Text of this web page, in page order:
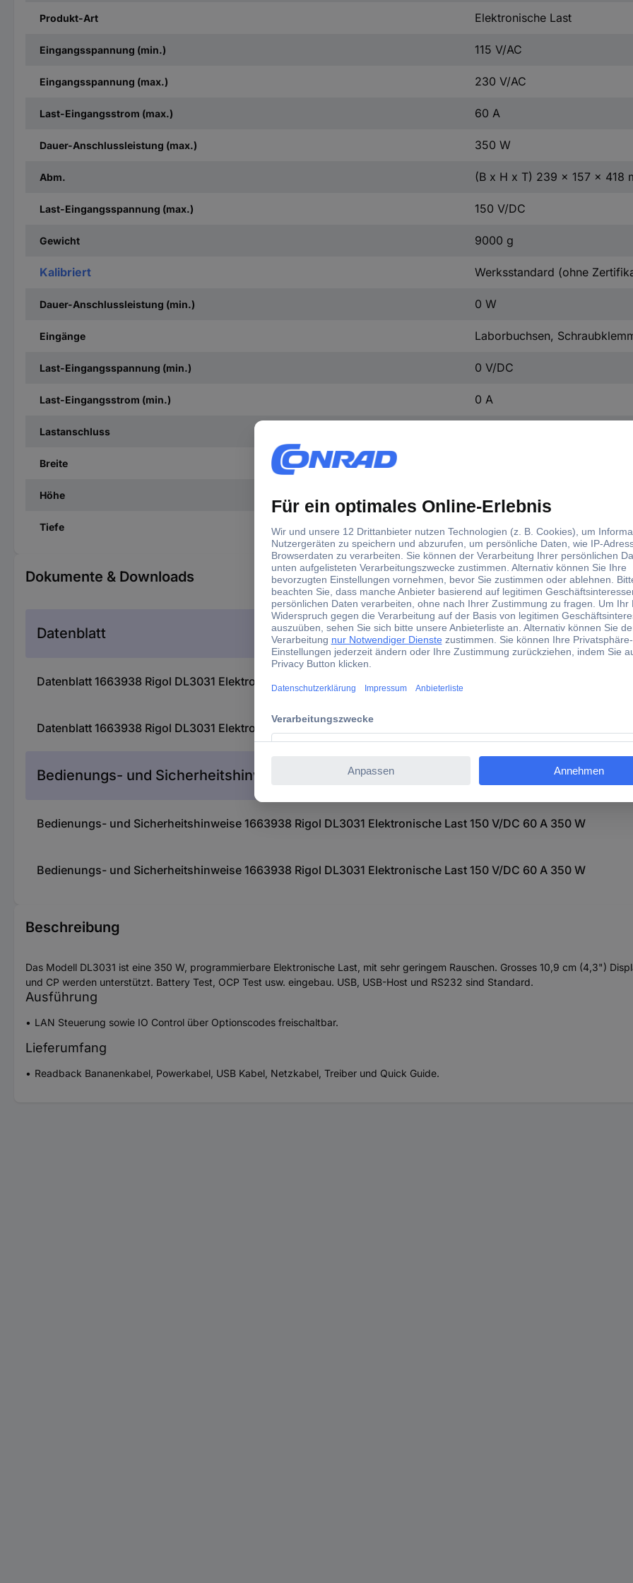
Produkt-Art Elektronische Last
Eingangsspannung (min.) 115 V/AC
Eingangsspannung (max.) 230 V/AC
Last-Eingangsstrom (max.) 60 A
Dauer-Anschlussleistung (max.) 350 W
Abm. (B x H x T) 239 x 157 x 418
Last-Eingangsspannung (max.) 150 V/DC
Gewicht 9000 g
Kalibriert Werksstandard (ohne
Dauer-Anschlussleistung (min.) 0 W
Eingänge Laborbuchsen,
Last-Eingangsspannung (min.) 0 V/DC
Last-Eingangsstrom (min.) 0 A
Lastanschluss
Breite
Höhe
Tiefe 418 mm
Dokumente & Downloads
Datenblatt
Datenblatt 1663938 Rigol DL3031 Elektronische Last 150 V/DC 60 A 350 W
Datenblatt 1663938 Rigol DL3031 Elektronische Last 150 V/DC 60 A 350 W
Bedienungs- und Sicherheitshinweise
Bedienungs- und Sicherheitshinweise 1663938 Rigol DL3031 Elektronische Last 150 V/DC 60 A 350 W
Bedienungs- und Sicherheitshinweise 1663938 Rigol DL3031 Elektronische Last 150 V/DC 60 A 350 W
Beschreibung
Das Modell DL3031 ist eine 350 W, programmierbare Elektronische Last, mit sehr geringem Rauschen. Grosses 10,9 cm (4,3")
und CP werden unterstützt. Battery Test, OCP Test usw. eingebau. USB, USB-Host und RS232 sind Standard.
Ausführung
LAN Steuerung sowie IO Control über Optionscodes freischaltbar.
Lieferumfang
Readback Bananenkabel, Powerkabel, USB Kabel, Netzkabel, Treiber und Quick Guide.